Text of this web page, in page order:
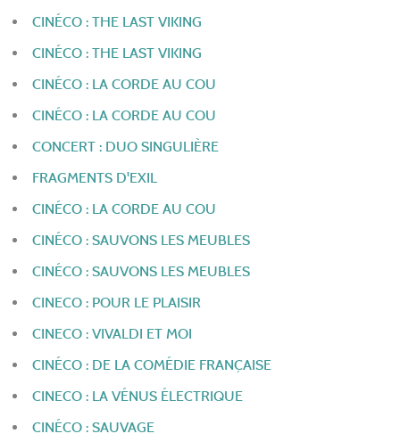
CINÉCO : THE LAST VIKING
CINÉCO : THE LAST VIKING
CINÉCO : LA CORDE AU COU
CINÉCO : LA CORDE AU COU
CONCERT : DUO SINGULIÈRE
FRAGMENTS D'EXIL
CINÉCO : LA CORDE AU COU
CINÉCO : SAUVONS LES MEUBLES
CINÉCO : SAUVONS LES MEUBLES
CINECO : POUR LE PLAISIR
CINECO : VIVALDI ET MOI
CINÉCO : DE LA COMÉDIE FRANÇAISE
CINECO : LA VÉNUS ÉLECTRIQUE
CINÉCO : SAUVAGE